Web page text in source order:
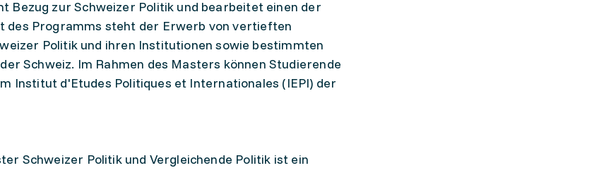
Bezug zur Schweizer Politik und bearbeitet einen der
Programms steht der Erwerb von vertieften
Politik und ihren Institutionen sowie bestimmten
Schweiz. Im Rahmen des Masters können Studierende
Institut d'Etudes Politiques et Internationales (IEPI) der
Schweizer Politik und Vergleichende Politik ist ein